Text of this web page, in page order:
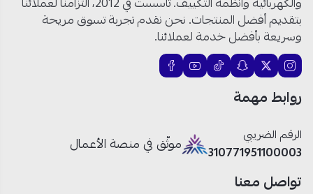
جرس تنبيه:متوفر
صمام أمان:متوفر
برامج الطهي:9 برامج
المروحة:متوفرة
مستويات الحرارة:10 مستويات
وظيفة الضبط المسبق:
الساعة:
ساعة ديجيتال
الطاقة:900 واط
ابعاد المنتج:
بتقديم أفضل المنتجات. نحن نقدم تجربة تسوق مريحة
وسريعة بأفضل خدمة لعملائنا.
روابط مهمة
الرقم الضريبي
310771951100003
موثّق في منصة الأعمال
تواصل معنا